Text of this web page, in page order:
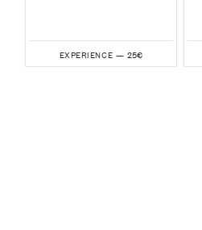
EXPERIENCE — 25€